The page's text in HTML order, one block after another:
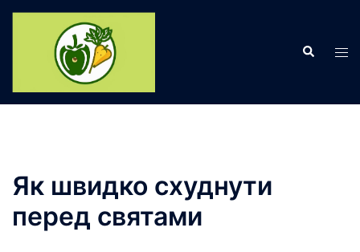
Перейти
Пошук
Як швидко схуднути
перед святами